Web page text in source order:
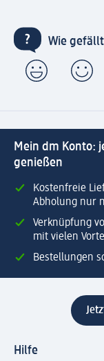
Wie
Mein dm Konto:
genießen
Kostenfreie
Abholung nur
Verknüpfung
mit vielen
Bestellungen
Hilfe